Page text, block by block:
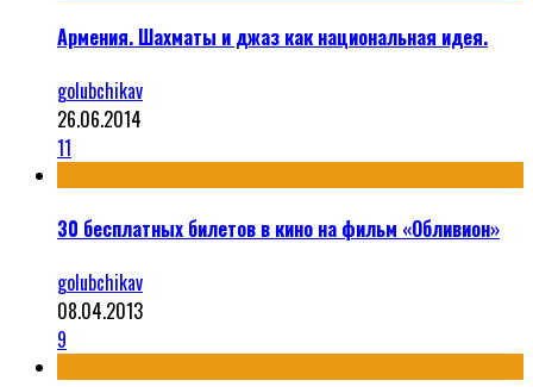
Армения. Шахматы и джаз как национальная идея.
golubchikav
26.06.2014
11
30 бесплатных билетов в кино на фильм «Обливион»
golubchikav
08.04.2013
9